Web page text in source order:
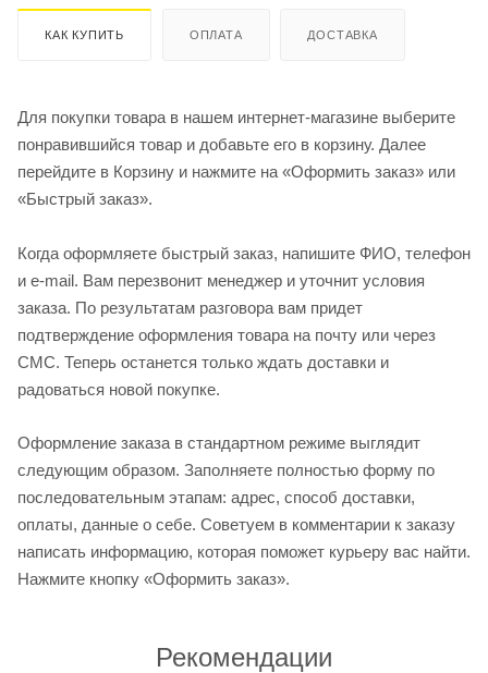
КАК КУПИТЬ ОПЛАТА ДОСТАВКА
Для покупки товара в нашем интернет-магазине выберите
понравившийся товар и добавьте его в корзину. Далее
перейдите в Корзину и нажмите на «Оформить заказ» или
«Быстрый заказ».
Когда оформляете быстрый заказ, напишите ФИО, телефон
и e-mail. Вам перезвонит менеджер и уточнит условия
заказа. По результатам разговора вам придет
подтверждение оформления товара на почту или через
СМС. Теперь останется только ждать доставки и
радоваться новой покупке.
Оформление заказа в стандартном режиме выглядит
следующим образом. Заполняете полностью форму по
последовательным этапам: адрес, способ доставки,
оплаты, данные о себе. Советуем в комментарии к заказу
написать информацию, которая поможет курьеру вас найти.
Нажмите кнопку «Оформить заказ».
Рекомендации